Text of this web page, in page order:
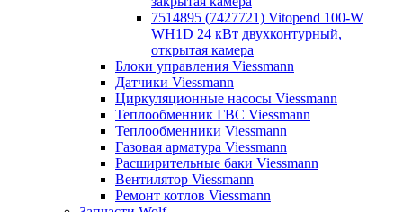
7514895 (7427721) Vitopend 100-W
WH1D 24 кВт двухконтурный,
открытая камера
Блоки управления Viessmann
Датчики Viessmann
Циркуляционные насосы Viessmann
Теплообменник ГВС Viessmann
Теплообменники Viessmann
Газовая арматура Viessmann
Расширительные баки Viessmann
Вентилятор Viessmann
Ремонт котлов Viessmann